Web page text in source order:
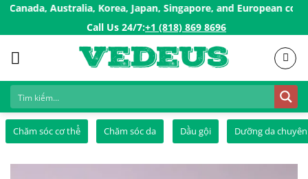
SkipAustralia, Korea, Japan, Singapore, and European countries,
Call Us 24/7:ㅤ+1 (818) 869 8696
Chăm sóc cơ thể Chăm sóc da Dầu gội Dưỡng da